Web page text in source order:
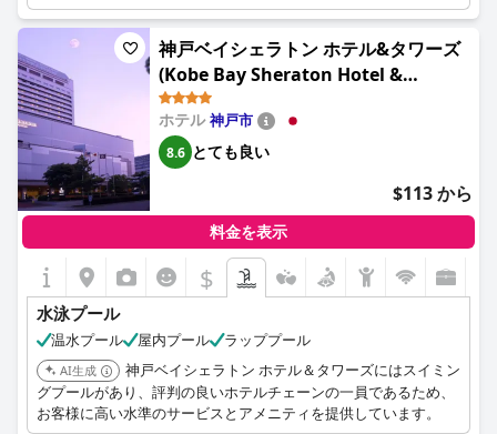
神戸ベイシェラトン ホテル&タワーズ
(Kobe Bay Sheraton Hotel &
Towers)
ホテル神戸市
8.6 とても良い
$113 から
料金を表示
$
水泳プール
温水プール 屋内プール ラッププール
AI生成
神戸ベイシェラトン ホテル＆タワーズにはスイミン
グプールがあり、評判の良いホテルチェーンの一員であるため、
お客様に高い水準のサービスとアメニティを提供しています。